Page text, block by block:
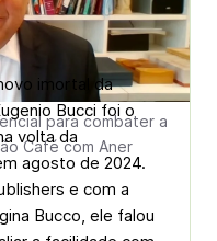
para combater a
Café com Aner
imortal da
Bucci foi o
volta da
agosto de 2024.
e com a
Bucco, ele falou